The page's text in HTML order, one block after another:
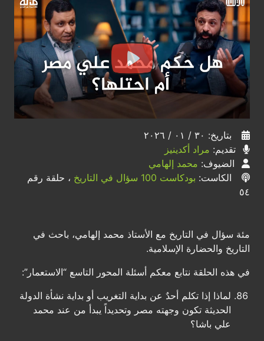
بتاريخ: ٣٠ / ٠١ / ٢٠٢٦
تقديم: مراد أكدينيز
الضيوف: محمد إلهامي
الكاست: بودكاست 100 سؤال في التاريخ
، حلقة رقم
٥٤
مئة سؤال في التاريخ مع الأستاذ محمد إلهامي، باحث في
التاريخ والحضارة الإسلامية.
في هذه الحلقة نتابع معكم أسئلة المحور التاسع “الاستعمار”:
لماذا إذا تكلم أحدٌ عن بداية التغريب أو بداية نشأة الدولة
الحديثة تكون وجهته مصر وتحديداً يبدأ من عند محمد
علي باشا؟